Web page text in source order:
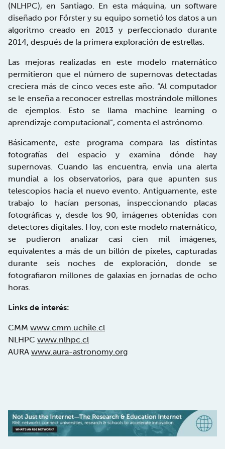
(NLHPC), en Santiago. En esta máquina, un software
diseñado por Förster y su equipo sometió los datos a un
algoritmo creado en 2013 y perfeccionado durante
2014, después de la primera exploración de estrellas.
Las mejoras realizadas en este modelo matemático
permitieron que el número de supernovas detectadas
creciera más de cinco veces este año. “Al computador
se le enseña a reconocer estrellas mostrándole millones
de ejemplos. Esto se llama machine learning o
aprendizaje computacional”, comenta el astrónomo.
Básicamente, este programa compara las distintas
fotografías del espacio y examina dónde hay
supernovas. Cuando las encuentra, envía una alerta
mundial a los observatorios, para que apunten sus
telescopios hacia el nuevo evento. Antiguamente, este
trabajo lo hacían personas, inspeccionando placas
fotográficas y, desde los 90, imágenes obtenidas con
detectores digitales. Hoy, con este modelo matemático,
se pudieron analizar casi cien mil imágenes,
equivalentes a más de un billón de píxeles, capturadas
durante seis noches de exploración, donde se
fotografiaron millones de galaxias en jornadas de ocho
horas.
Links de interés:
CMM www.cmm.uchile.cl
NLHPC www.nlhpc.cl
AURA www.aura-astronomy.org